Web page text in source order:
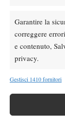
Garantire la
correggere
e contenuto,
privacy.
Gestisci 1410 fornitori